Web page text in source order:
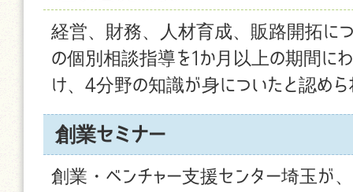
経営、財務、人材育成、販路開拓に
の個別相談指導を1か月以上の期間に
け、4分野の知識が身についたと認め
創業セミナー
創業・ベンチャー支援センター埼玉が